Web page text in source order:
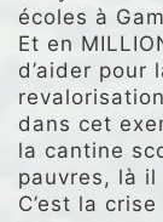
écoles à
Et en
d’aider pour
dans cet
la cantine
pauvres, là il
C’est la crise